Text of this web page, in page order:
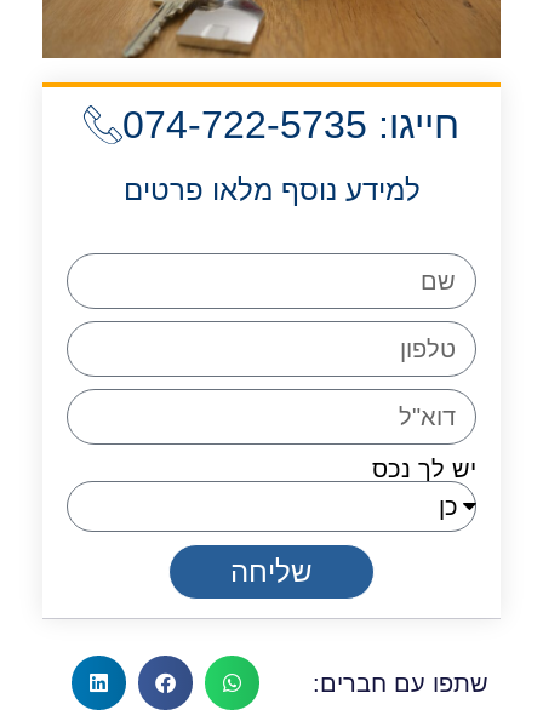
חייגו: 074-722-5735
למידע נוסף מלאו פרטים
יש לך נכס
שליחה
שתפו עם חברים: